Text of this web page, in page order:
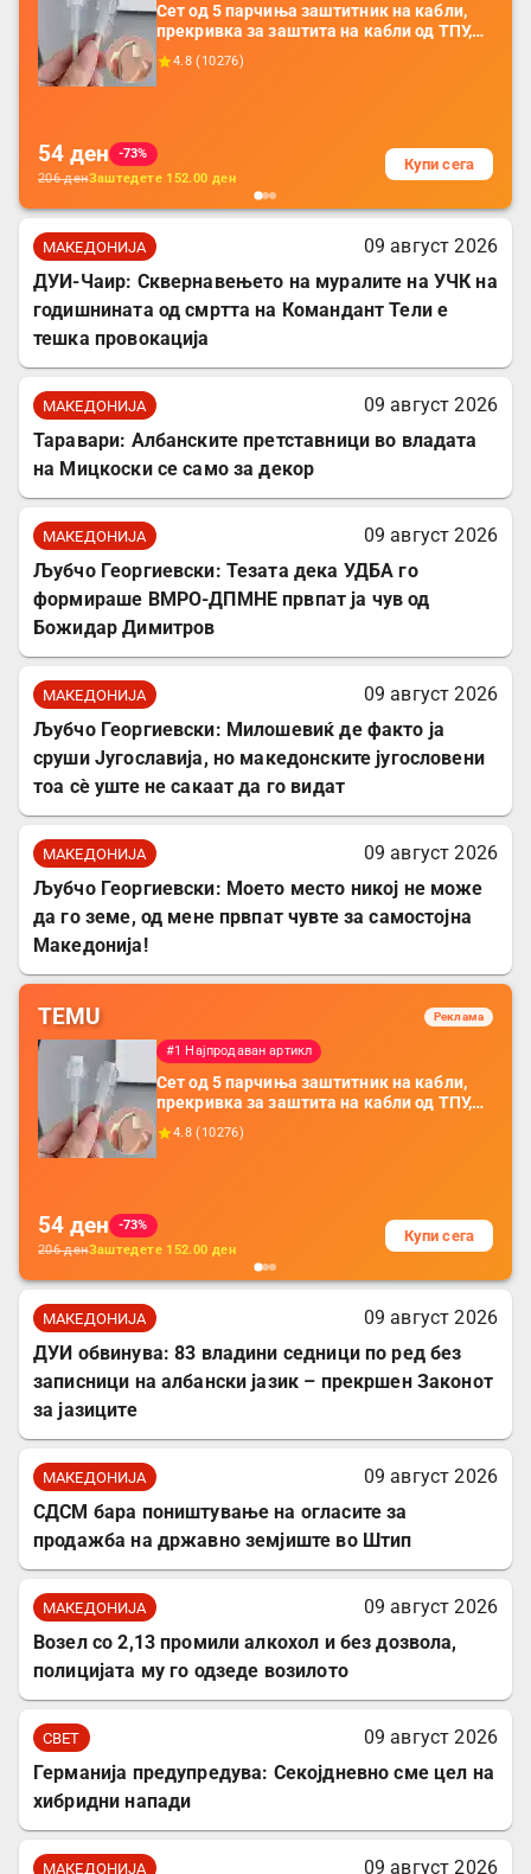
Сет од 5 парчиња заштитник на кабли,
прекривка за заштита на кабли од ТПУ,
додатоци за заштита на кабли, без
батерија, за мобилни телефони, комплет
4.8 ( 10276)
54 ден
-73%
206денЗаштедете 152.00 ден
Купи сега
МАКЕДОНИЈА
09 август 2026
ДУИ-Чаир: Сквернавењето на муралите на УЧК на
годишнината од смртта на Командант Тели е
тешка провокација
МАКЕДОНИЈА
09 август 2026
Таравари: Албанските претставници во владата
на Мицкоски се само за декор
МАКЕДОНИЈА
09 август 2026
Љубчо Георгиевски: Тезата дека УДБА го
формираше ВМРО-ДПМНЕ првпат ја чув од
Божидар Димитров
МАКЕДОНИЈА
09 август 2026
Љубчо Георгиевски: Милошевиќ де факто ја
сруши Југославија, но македонските југословени
тоа сè уште не сакаат да го видат
МАКЕДОНИЈА
09 август 2026
Љубчо Георгиевски: Моето место никој не може
да го земе, од мене првпат чувте за самостојна
Македонија!
TEMU Реклама
#1 Најпродаван артикл
Сет од 5 парчиња заштитник на кабли,
прекривка за заштита на кабли од ТПУ,
додатоци за заштита на кабли, без
батерија, за мобилни телефони, комплет
4.8 ( 10276)
54 ден
-73%
206денЗаштедете 152.00 ден
Купи сега
МАКЕДОНИЈА
09 август 2026
ДУИ обвинува: 83 владини седници по ред без
записници на албански јазик – прекршен Законот
за јазиците
МАКЕДОНИЈА
09 август 2026
СДСМ бара поништување на огласите за
продажба на државно земјиште во Штип
МАКЕДОНИЈА
09 август 2026
Возел со 2,13 промили алкохол и без дозвола,
полицијата му го одзеде возилото
СВЕТ
09 август 2026
Германија предупредува: Секојдневно сме цел на
хибридни напади
МАКЕДОНИЈА 09 август 2026